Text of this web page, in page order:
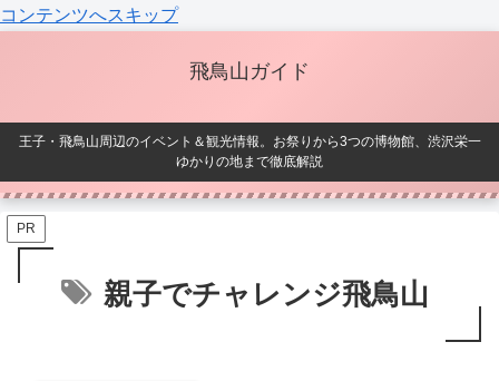
コンテンツへスキップ
飛鳥山ガイド
王子・飛鳥山周辺のイベント＆観光情報。お祭りから3つの博物館、渋沢栄一
ゆかりの地まで徹底解説
PR
親子でチャレンジ飛鳥山